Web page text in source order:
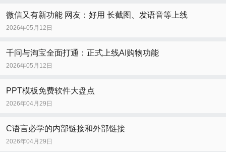
微信又有新功能 网友：好用 长截图、发语音等上线
2026年05月12日
千问与淘宝全面打通：正式上线AI购物功能
2026年05月12日
PPT模板免费软件大盘点
2026年04月29日
C语言必学的内部链接和外部链接
2026年04月29日